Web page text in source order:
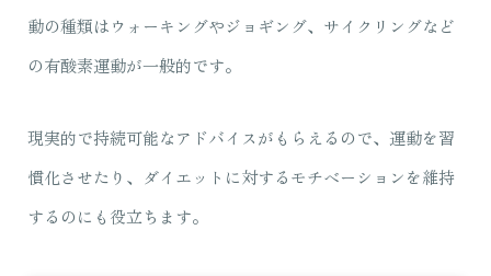
動の種類はウォーキングやジョギング、サイクリングなど
の有酸素運動が一般的です。
現実的で持続可能なアドバイスがもらえるので、運動を習
慣化させたり、ダイエットに対するモチベーションを維持
するのにも役立ちます。